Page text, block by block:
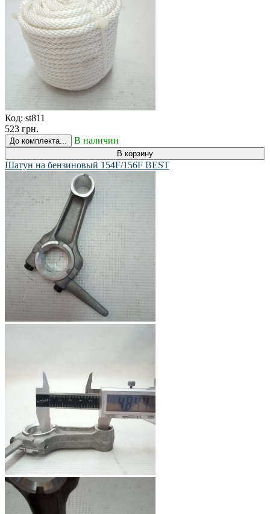
Код: st811
523 грн.
До комплекта... В наличии
В корзину
Шатун на бензиновый 154F/156F BEST